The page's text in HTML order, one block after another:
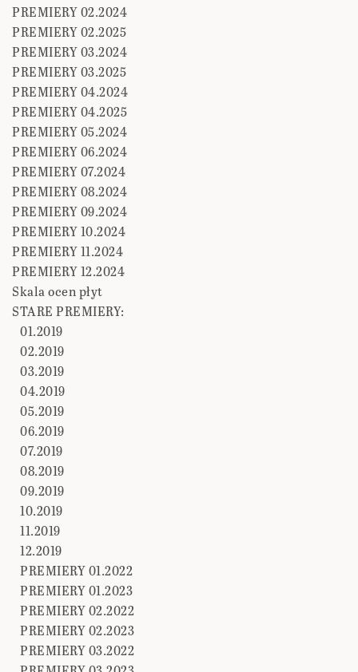
PREMIERY 02.2024
PREMIERY 02.2025
PREMIERY 03.2024
PREMIERY 03.2025
PREMIERY 04.2024
PREMIERY 04.2025
PREMIERY 05.2024
PREMIERY 06.2024
PREMIERY 07.2024
PREMIERY 08.2024
PREMIERY 09.2024
PREMIERY 10.2024
PREMIERY 11.2024
PREMIERY 12.2024
Skala ocen płyt
STARE PREMIERY:
01.2019
02.2019
03.2019
04.2019
05.2019
06.2019
07.2019
08.2019
09.2019
10.2019
11.2019
12.2019
PREMIERY 01.2022
PREMIERY 01.2023
PREMIERY 02.2022
PREMIERY 02.2023
PREMIERY 03.2022